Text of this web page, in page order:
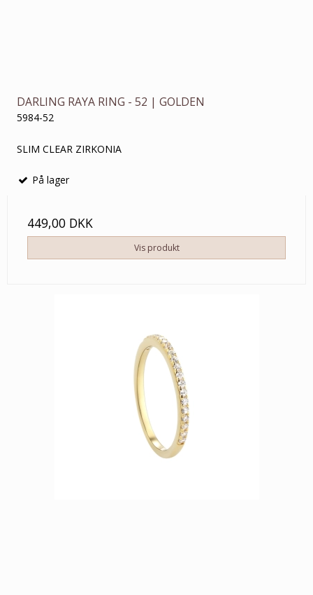
DARLING RAYA RING - 52 | GOLDEN
5984-52
SLIM CLEAR ZIRKONIA
På lager
449,00 DKK
Vis produkt